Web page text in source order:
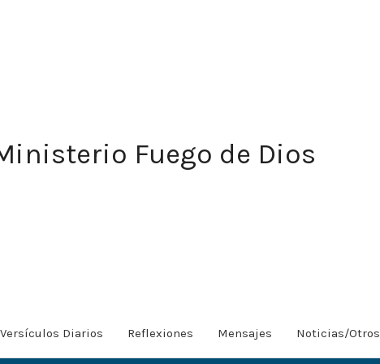
Fuego de Dios
Versículos Diarios Reflexiones Mensajes Noticias/Otros